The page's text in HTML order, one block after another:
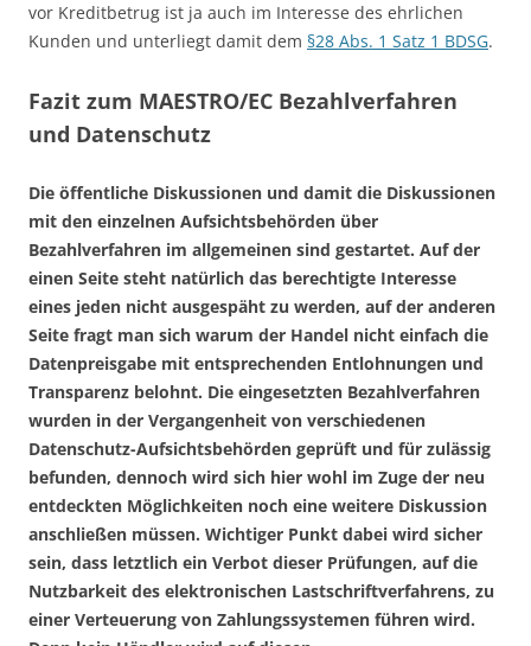
vor Kreditbetrug ist ja auch im Interesse des ehrlichen
Kunden und unterliegt damit dem §28 Abs. 1 Satz 1 BDSG.
Fazit zum MAESTRO/EC Bezahlverfahren
und Datenschutz
Die öffentliche Diskussionen und damit die Diskussionen
mit den einzelnen Aufsichtsbehörden über
Bezahlverfahren im allgemeinen sind gestartet. Auf der
einen Seite steht natürlich das berechtigte Interesse
eines jeden nicht ausgespäht zu werden, auf der anderen
Seite fragt man sich warum der Handel nicht einfach die
Datenpreisgabe mit entsprechenden Entlohnungen und
Transparenz belohnt. Die eingesetzten Bezahlverfahren
wurden in der Vergangenheit von verschiedenen
Datenschutz-Aufsichtsbehörden geprüft und für zulässig
befunden, dennoch wird sich hier wohl im Zuge der neu
entdeckten Möglichkeiten noch eine weitere Diskussion
anschließen müssen. Wichtiger Punkt dabei wird sicher
sein, dass letztlich ein Verbot dieser Prüfungen, auf die
Nutzbarkeit des elektronischen Lastschriftverfahrens, zu
einer Verteuerung von Zahlungssystemen führen wird.